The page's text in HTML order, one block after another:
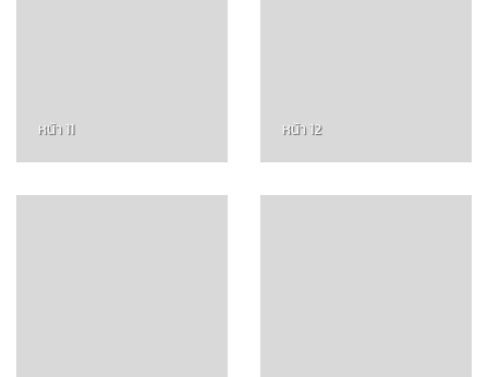
หน้า 11 หน้า 12